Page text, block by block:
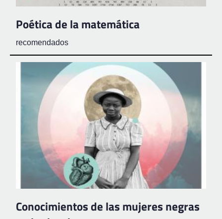
Poética de la matemática
recomendados
Conocimientos de las mujeres negras